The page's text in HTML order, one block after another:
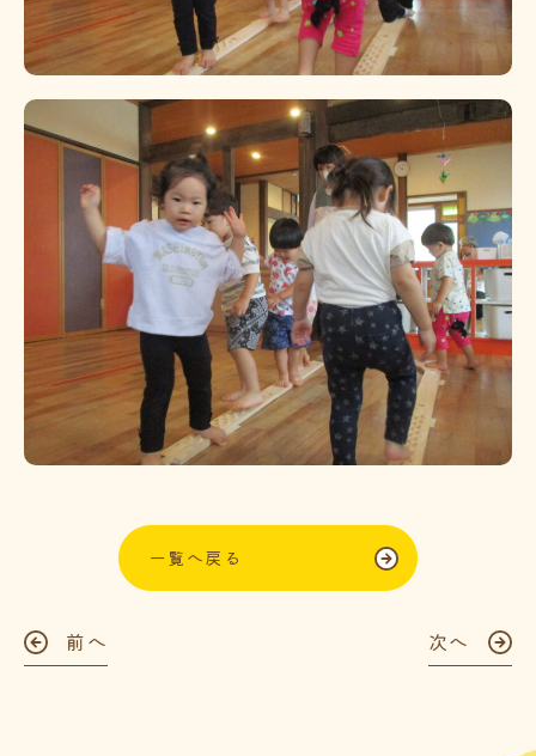
一覧へ戻る
前へ 次へ